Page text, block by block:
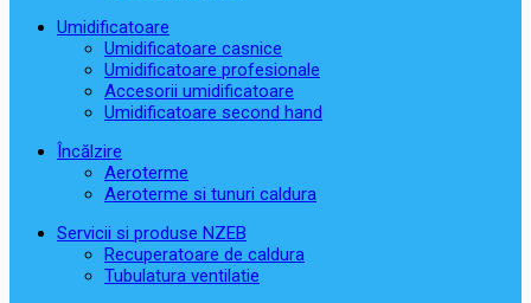
Umidificatoare
Umidificatoare casnice
Umidificatoare profesionale
Accesorii umidificatoare
Umidificatoare second hand
Încălzire
Aeroterme
Aeroterme si tunuri caldura
Servicii si produse NZEB
Recuperatoare de caldura
Tubulatura ventilatie